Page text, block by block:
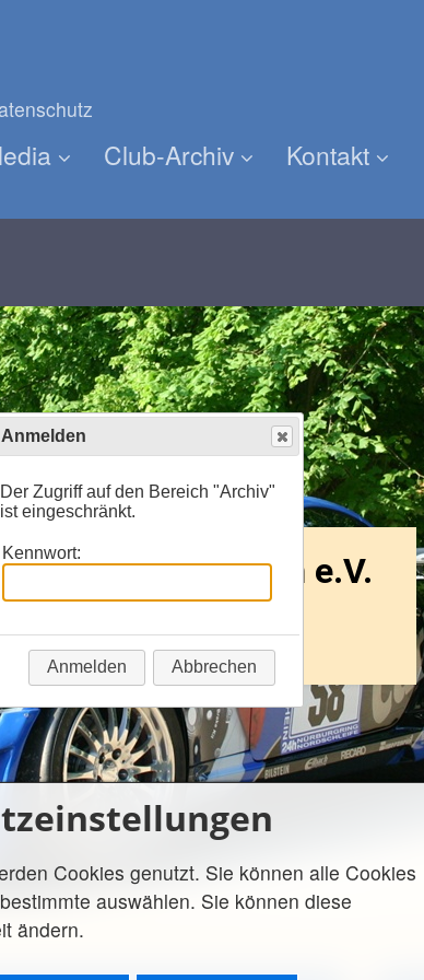
Anmelden
Der Zugriff auf den Bereich "Archiv"
ist eingeschränkt.
Kennwort:
Anmelden Abbrechen